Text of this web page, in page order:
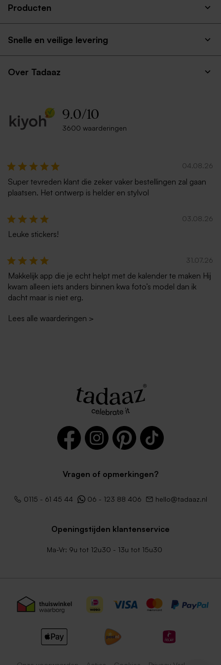
Producten
Snelle en veilige levering
Over Tadaaz
9.0/10
3600 waarderingen
04.08.26
Super tevreden klant die zeker vaker bestellingen zal gaan
plaatsen. Het ontwerp is helder en stylvol
03.08.26
Leuke stickers!
31.07.26
Makkelijk app die je echt helpt met de kalender te maken Hij
kwam alleen iets anders binnen kwa foto’s model dan ik
dacht maar is niet erg.
Lees alle waarderingen >
Vragen of opmerkingen?
0115 - 61 45 44 06 - 123 88 406 hello@tadaaz.nl
Openingstijden klantenservice
Ma-Vr: 9u tot 12u30 - 13u tot 15u30